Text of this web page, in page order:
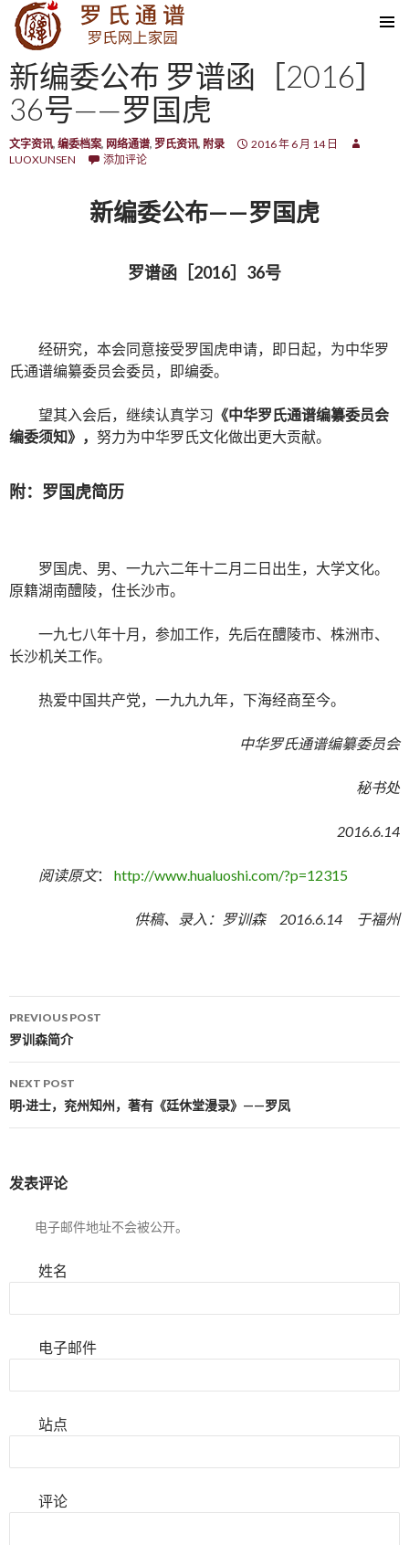
SKIP TO CONTENT
新编委公布 罗谱函［2016］
36号——罗国虎
文字资讯, 编委档案, 网络通谱, 罗氏资讯, 附录
2016 年 6 月 14 日
LUOXUNSEN
添加评论
新编委公布——罗国虎
罗谱函［2016］36号
经研究，本会同意接受罗国虎申请，即日起，为中华罗
氏通谱编纂委员会委员，即编委。
望其入会后，继续认真学习 《中华罗氏通谱编纂委员会
编委须知》， 努力为中华罗氏文化做出更大贡献。
附：罗国虎简历
罗国虎、男、一九六二年十二月二日出生，大学文化。
原籍湖南醴陵，住长沙市。
一九七八年十月，参加工作，先后在醴陵市、株洲市、
长沙机关工作。
热爱中国共产党，一九九九年，下海经商至今。
中华罗氏通谱编纂委员会
秘书处
2016.6.14
阅读原文： http://www.hualuoshi.com/?p=12315
供稿、录入：罗训森 2016.6.14 于福州
Post navigation
PREVIOUS POST
罗训森简介
NEXT POST
明·进士，兖州知州，著有《廷休堂漫录》——罗凤
发表评论
电子邮件地址不会被公开。
姓名
电子邮件
站点
评论